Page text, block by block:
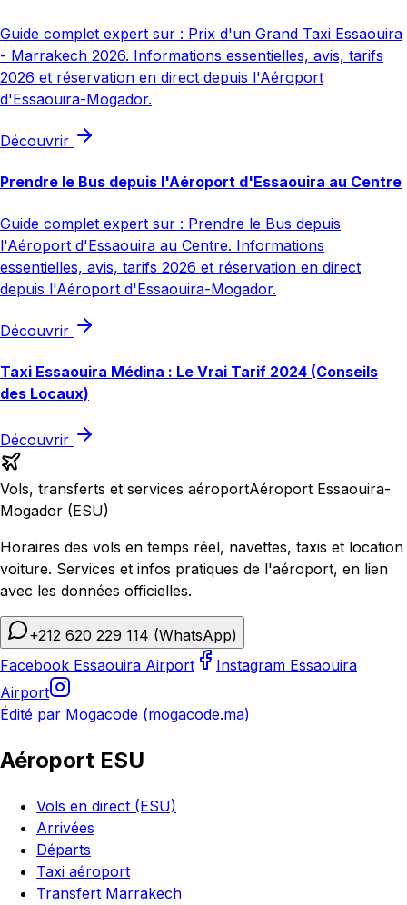
Guide complet expert sur : Prix d'un Grand Taxi Essaouira
- Marrakech 2026. Informations essentielles, avis, tarifs
2026 et réservation en direct depuis l'Aéroport
d'Essaouira-Mogador.
Découvrir
Prendre le Bus depuis l'Aéroport d'Essaouira au Centre
Guide complet expert sur : Prendre le Bus depuis
l'Aéroport d'Essaouira au Centre. Informations
essentielles, avis, tarifs 2026 et réservation en direct
depuis l'Aéroport d'Essaouira-Mogador.
Découvrir
Taxi Essaouira Médina : Le Vrai Tarif 2024 (Conseils
des Locaux)
Découvrir
Vols, transferts et services aéroportAéroport Essaouira-
Mogador (ESU)
Horaires des vols en temps réel, navettes, taxis et location
voiture. Services et infos pratiques de l'aéroport, en lien
avec les données officielles.
+212 620 229 114 (WhatsApp)
Facebook Essaouira Airport
Instagram Essaouira
Airport
Édité par Mogacode (mogacode.ma)
Aéroport ESU
Vols en direct (ESU)
Arrivées
Départs
Taxi aéroport
Transfert Marrakech